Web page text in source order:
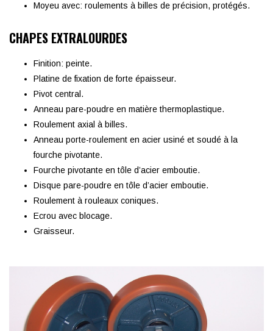
Moyeu avec: roulements à billes de précision, protégés.
CHAPES EXTRALOURDES
Finition: peinte.
Platine de fixation de forte épaisseur.
Pivot central.
Anneau pare-poudre en matière thermoplastique.
Roulement axial à billes.
Anneau porte-roulement en acier usiné et soudé à la
fourche pivotante.
Fourche pivotante en tôle d’acier emboutie.
Disque pare-poudre en tôle d’acier emboutie.
Roulement à rouleaux coniques.
Ecrou avec blocage.
Graisseur.